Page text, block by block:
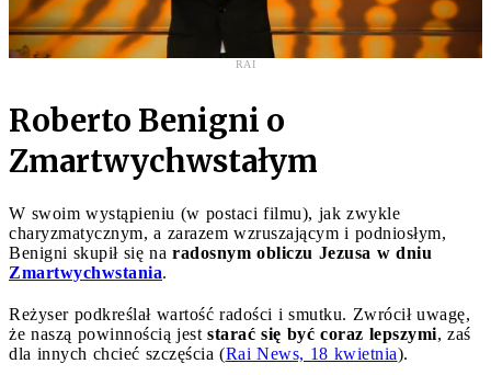
RAI
Roberto Benigni o
Zmartwychwstałym
W swoim wystąpieniu (w postaci filmu), jak zwykle
charyzmatycznym, a zarazem wzruszającym i podniosłym,
Benigni skupił się na radosnym obliczu Jezusa w dniu
Zmartwychwstania.
Reżyser podkreślał wartość radości i smutku. Zwrócił uwagę,
że naszą powinnością jest starać się być coraz lepszymi, zaś
dla innych chcieć szczęścia (Rai News, 18 kwietnia).